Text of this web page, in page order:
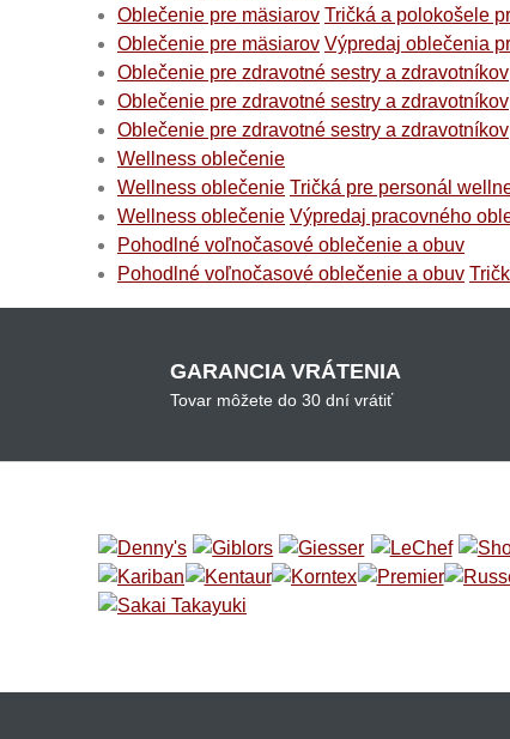
Oblečenie pre mäsiarov Tričká a polokošele
Oblečenie pre mäsiarov Výpredaj oblečenia
Oblečenie pre zdravotné sestry a zdravotníkov
Oblečenie pre zdravotné sestry a zdravotníkov
Oblečenie pre zdravotné sestry a zdravotníkov
Wellness oblečenie
Wellness oblečenie Tričká pre personál
Wellness oblečenie Výpredaj pracovného
Pohodlné voľnočasové oblečenie a obuv
Pohodlné voľnočasové oblečenie a obuv
GARANCIA VRÁTENIA
Tovar môžete do 30 dní vrátiť